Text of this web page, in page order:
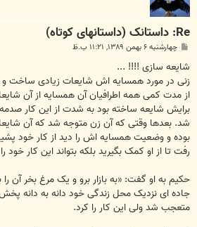
Re: داستانک (داستانهای کوتاه)
پ
ت
چهارشنبه ۶ بهمن ۱۳۸۹, ۱۱:۲۱ ب.ظ
شایعه سازی !!!! ...
زنی در مورد همسایه اش شایعات زیادی ساخت و
از مدت کمی همه اطرافیان آن همسایه از آن
برایش شایعه ساخته بود به شدت از این کار
شد. بعدها وقتی که آن زن متوجه شد که آن
بوده و وضعیت همسایه اش را دید از کار خود
رفت تا از او کمک بگیرید بلکه بتواند این کار خود
حکیم به او گفت: «به بازار برو و یک مرغ بخر آن
جاده ای نزدیک محل زندگی خود دانه به دانه
متعجب شد ولی این کار را کرد.